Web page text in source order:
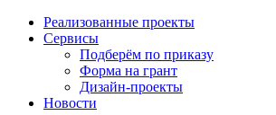
Реализованные проекты
Сервисы
Подберём по приказу
Форма на грант
Дизайн-проекты
Новости